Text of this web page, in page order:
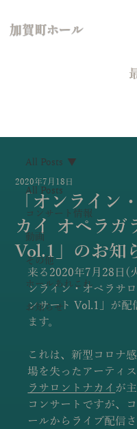
加賀町ホール
All Posts
コンサート情報
動画
その他
ホールあれこれ
お知らせ
All Posts
「オンライン
カイ オペラガ
Vol.1」のお知
2020年7月18日
来る2020年7月28日(
ンライン・オペラサ
ンサート Vol.1」が配
ます。
これは、新型コロナ
場を失ったアーティ
ラサロントナカイ が
コンサートですが、
ールからライブ配信